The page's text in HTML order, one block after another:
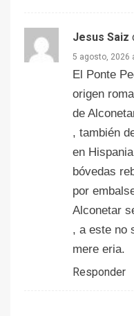
Jesus Saiz
5 agosto, 2026
El Ponte
origen
de
, también
en
bóvedas
por
Alconetar
, a este no
mere eria.
Responder